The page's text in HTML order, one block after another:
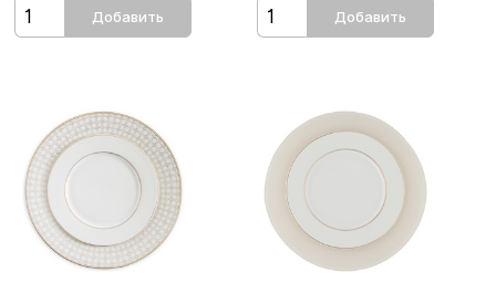
Добавить Добавить